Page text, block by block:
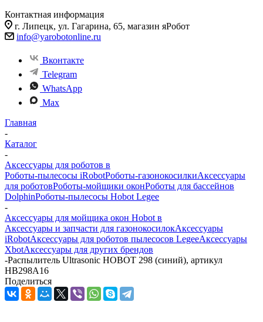
Контактная информация
г. Липецк, ул. Гагарина, 65, магазин яРобот
info@yarobotonline.ru
Вконтакте
Telegram
WhatsApp
Max
Главная
-
Каталог
-
Аксессуары для роботов в
Роботы-пылесосы iRobotРоботы-газонокосилкиАксессуары
для роботовРоботы-мойщики оконРоботы для бассейнов
DolphinРоботы-пылесосы Hobot Legee
-
Аксессуары для мойщика окон Hobot в
Аксессуары и запчасти для газонокосилокАксессуары
iRobotАксессуары для роботов пылесосов LegeeАксессуары
XbotАксессуары для других брендов
-Распылитель Ultrasonic HOBOT 298 (синий), артикул
HB298A16
Поделиться